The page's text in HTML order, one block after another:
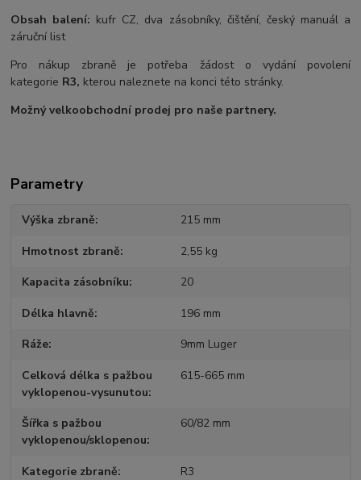
Obsah balení: kufr CZ, dva zásobníky, čištění, český manuál a
záruční list
Pro nákup zbraně je potřeba žádost o vydání povolení
kategorie R3, kterou naleznete na konci této stránky.
Možný velkoobchodní prodej pro naše partnery.
Parametry
Výška zbraně 215 mm
Hmotnost zbraně 2,55 kg
Kapacita zásobníku 20
Délka hlavně 196 mm
Ráže 9mm Luger
Celková délka s pažbou
vyklopenou-vysunutou
615-665 mm
Šířka s pažbou
vyklopenou/sklopenou
60/82 mm
Kategorie zbraně R3